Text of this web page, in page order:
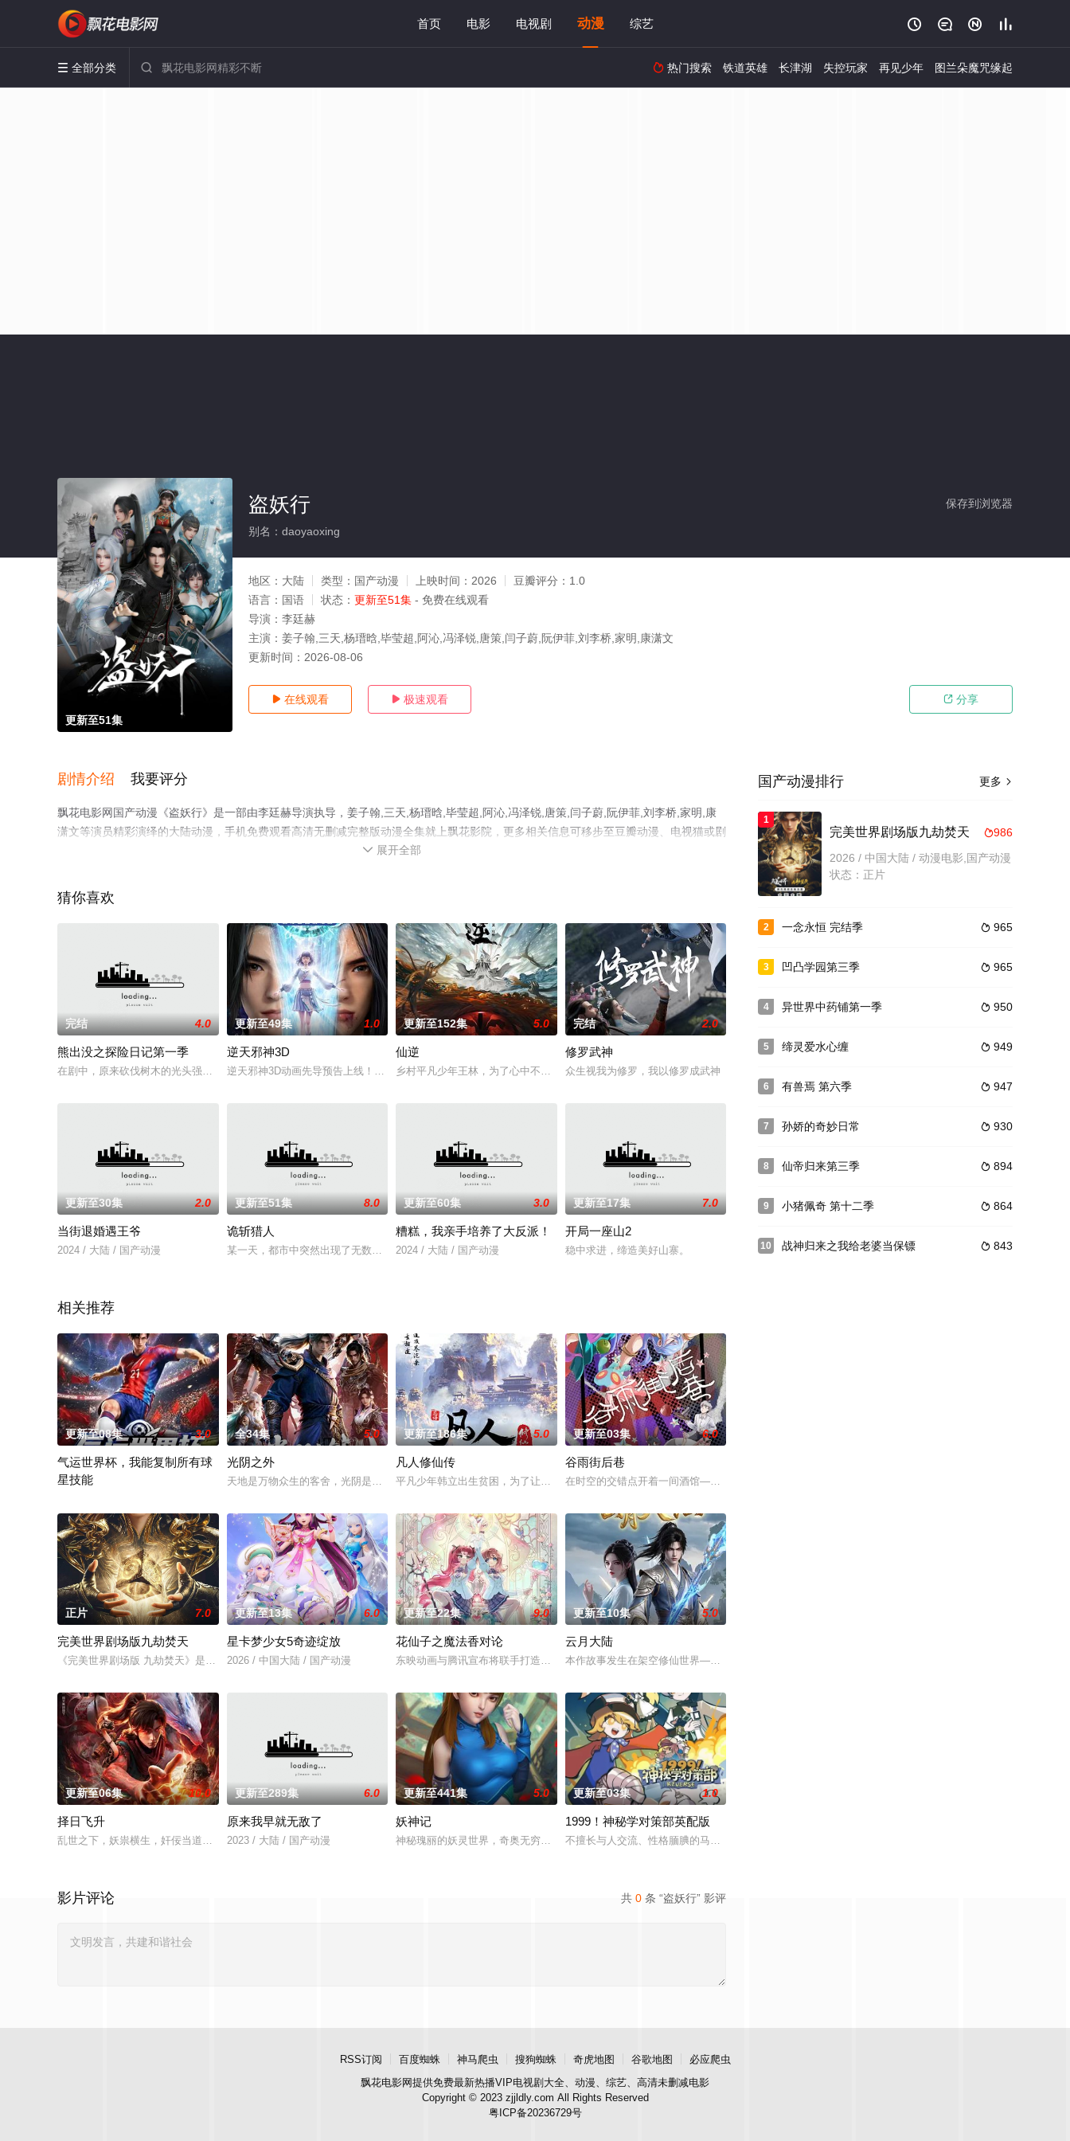
首页 电影 电视剧 动漫 综艺    
 全部分类   热门搜索 铁道英雄 长津湖 失控玩家 再见少年 图兰朵魔咒缘起
更新至51集
保存到浏览器
盗妖行
别名：daoyaoxing
地区： 大陆 类型： 国产动漫 上映时间： 2026 豆瓣评分： 1.0
语言： 国语 状态： 更新至51集 - 免费在线观看
导演： 李廷赫
主演： 姜子翰,三天,杨瑨晗,毕莹超,阿沁,冯泽锐,唐策,闫子蔚,阮伊菲,刘李桥,家明,康潇文
更新时间： 2026-08-06
 在线观看  极速观看  分享
剧情介绍 我要评分
飘花电影网国产动漫《盗妖行》是一部由李廷赫导演执导，姜子翰,三天,杨瑨晗,毕莹超,阿沁,冯泽锐,唐策,闫子蔚,阮伊菲,刘李桥,家明,康
潇文等演员精彩演绎的大陆动漫，手机免费观看高清无删减完整版动漫全集就上飘花影院，更多相关信息可移步至豆瓣动漫、电视猫或剧
 展开全部
猜你喜欢
完结 4.0
熊出没之探险日记第一季
在剧中，原来砍伐树木的光头强变身成为一名导游，在熊大、熊二的帮助下，去往森林深处找寻儿时玩伴东北虎，但不料森林里蜘蛛
更新至49集 1.0
逆天邪神3D
逆天邪神3D动画先导预告上线！掌天毒之珠，承邪神之血，修逆天之力。高能工作室出品，爱奇艺全网独播，敬请期待！
更新至152集 5.0
仙逆
乡村平凡少年王林，为了心中不屈的信念踏入仙门修行，克服天资不足的困境，逆流而上，积极面对苦难与挑战，不断突破自我，最
完结 2.0
修罗武神
众生视我为修罗，我以修罗成武神
更新至30集 2.0
当街退婚遇王爷
2024 / 大陆 / 国产动漫
更新至51集 8.0
诡斩猎人
某一天，都市中突然出现了无数诡异扭曲的怪物，这些怪物会用会在晚上攻击或者扭曲影响普通人的心智，让他们变得类魔化。 政
更新至60集 3.0
糟糕，我亲手培养了大反派！
2024 / 大陆 / 国产动漫
更新至17集 7.0
开局一座山2
稳中求进，缔造美好山寨。
相关推荐
更新至08集 3.0
气运世界杯，我能复制所有球
星技能
全34集 5.0
光阴之外
天地是万物众生的客舍，光阴是古往今来的过客。苍天残面张开诡异之眼，所视之处生灵涂炭，化为永恒的禁区。末世之中，因果随
更新至186集 5.0
凡人修仙传
平凡少年韩立出生贫困，为了让家人过上更好的生活，自愿前去七玄门参加入门考核，最终被墨大夫收入门下。墨大夫一开始对韩立
更新至03集 6.0
谷雨街后巷
在时空的交错点开着一间酒馆——谷雨街后巷。 无论城市的角落，还是繁星坠落的荒漠， 穿过现实的迷宫，欢
正片 7.0
​完美世界剧场版九劫焚天​
《完美世界剧场版 九劫焚天》是动画《完美世界》的第二部剧场版作品。 故事聚焦仙古纪元终极之战。祖祭灵柳神挺身而出，率
更新至13集 6.0
星卡梦少女5奇迹绽放
2026 / 中国大陆 / 国产动漫
更新至22集 9.0
花仙子之魔法香对论
东映动画与腾讯宣布将联手打造『花仙子』全新动画 新作将继承经典、结合潮流、呈现崭新的花仙子世界。
更新至10集 5.0
云月大陆
本作故事发生在架空修仙世界——云月大陆。 大陆鼎盛时期由浣溪沙、赤霞峰、风吟山庄、无尘岛、轩辕门五
更新至06集 10.0
择日飞升
乱世之下，妖祟横生，奸佞当道。又值幽界入侵，人、幽两界势力荼毒人间，捕蛇者许应因看不惯为幽界卖命的草头神欺压百姓，反
更新至289集 6.0
原来我早就无敌了
2023 / 大陆 / 国产动漫
更新至441集 5.0
妖神记
神秘瑰丽的妖灵世界，奇奥无穷的时空妖灵之书，聂离追寻着世界真相。美丽温柔的叶紫芸、倔强高傲的肖凝儿，面对两位女神的青
更新至03集 1.0
1999！神秘学对策部英配版
不擅长与人交流、性格腼腆的马库斯在一场乌龙中意外成为了“神秘学事件对策部”的负责人。面对星锑、兔毛
共 0 条 “盗妖行” 影评
影片评论
更多 
国产动漫排行
1
986
​完美世界剧场版九劫焚天​
2026 / 中国大陆 / 动漫电影,国产动漫
状态：正片
2  965
一念永恒 完结季
3  965
凹凸学园第三季
4  950
异世界中药铺第一季
5  949
缔灵爱水心缠
6  947
有兽焉 第六季
7  930
孙娇的奇妙日常
8  894
仙帝归来第三季
9  864
小猪佩奇 第十二季
10  843
战神归来之我给老婆当保镖
RSS订阅 百度蜘蛛 神马爬虫 搜狗蜘蛛 奇虎地图 谷歌地图
必应爬虫
飘花电影网提供免费最新热播VIP电视剧大全、动漫、综艺、高清未删减电影
Copyright © 2023 zjjldly.com All Rights Reserved
粤ICP备20236729号